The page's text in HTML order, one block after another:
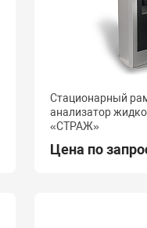
Стационарный
анализатор
«СТРАЖ»
Цена по